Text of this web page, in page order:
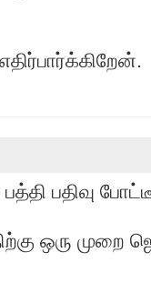
பதிவு
ஒரு முறை